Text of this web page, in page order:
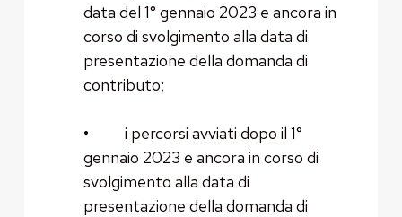
data del 1° gennaio 2023 e ancora in
corso di svolgimento alla data di
presentazione della domanda di
contributo;
• i percorsi avviati dopo il 1°
gennaio 2023 e ancora in corso di
svolgimento alla data di
presentazione della domanda di